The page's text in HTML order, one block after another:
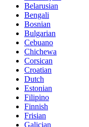
Belarusian
Bengali
Bosnian
Bulgarian
Cebuano
Chichewa
Corsican
Croatian
Dutch
Estonian
Filipino
Finnish
Frisian
Galician